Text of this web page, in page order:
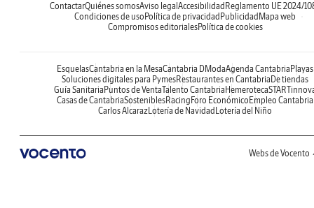
ContactarQuiénes somosAviso legal Accesibilidad Reglamento UE 2024/
Condiciones de uso Política de privacidad Publicidad Mapa web
Compromisos editorialesPolítica de cookies
EsquelasCantabria en la MesaCantabria DModaAgenda Cantabria Playas
Soluciones digitales para PymesRestaurantes en Cantabria De tiendas
Guía Sanitaria Puntos de VentaTalento Cantabria Hemeroteca
Casas de CantabriaSosteniblesRacing Foro Económico Empleo Cantabria
Carlos AlcarazLotería de Navidad Lotería del Niño
Webs de Vocento